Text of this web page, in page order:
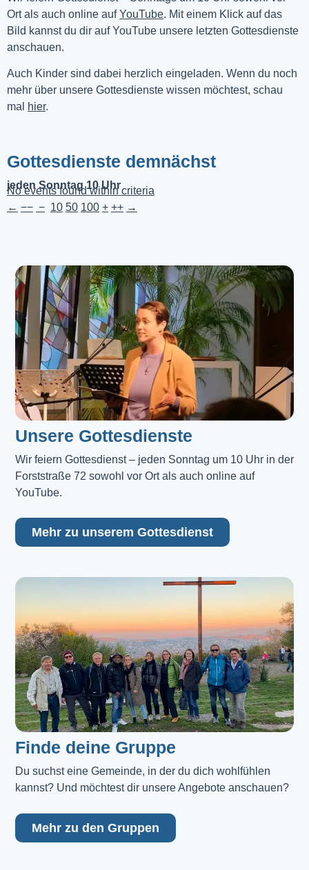
Ort als auch online auf YouTube. Mit einem Klick auf das
Bild kannst du dir auf YouTube unsere letzten Gottesdienste
anschauen.
Auch Kinder sind dabei herzlich eingeladen. Wenn du noch
mehr über unsere Gottesdienste wissen möchtest, schau
mal
hier.
Gottesdienste demnächst
jeden Sonntag 10 Uhr
No events found within criteria
← −− − 10 50 100 + ++ →
Unsere Gottesdienste
Wir feiern Gottesdienst – jeden Sonntag um 10 Uhr in der
Forststraße 72 sowohl vor Ort als auch online auf
YouTube.
Mehr zu unserem Gottesdienst
Finde deine Gruppe
Du suchst eine Gemeinde, in der du dich wohlfühlen
kannst? Und möchtest dir unsere Angebote anschauen?
Mehr zu den Gruppen